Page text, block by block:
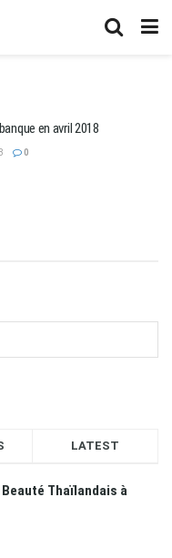
en avril 2018
0
LATEST
Thaïlandais à